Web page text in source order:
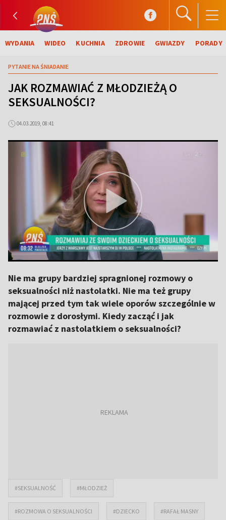
WYDANIA WIDEO KUCHNIA ZDROWIE GWIAZDY PORADY
PYTANIE NA ŚNIADANIE
JAK ROZMAWIAĆ Z MŁODZIEŻĄ O
SEKSUALNOŚCI?
04.03.2019, 08:41
Nie ma grupy bardziej spragnionej rozmowy o
seksualności niż nastolatki. Nie ma też grupy
mającej przed tym tak wiele oporów szczególnie w
rozmowie z dorosłymi. Kiedy zacząć i jak
rozmawiać z nastolatkiem o seksualności?
#SEKSUALNOŚĆ #MŁODZIEŻ
#ROZMOWA O SEKSUALNOŚCI #DZIECKO #RAFAŁ MASNY